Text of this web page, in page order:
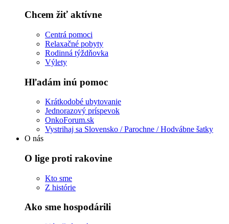
Chcem žiť aktívne
Centrá pomoci
Relaxačné pobyty
Rodinná týždňovka
Výlety
Hľadám inú pomoc
Krátkodobé ubytovanie
Jednorazový príspevok
OnkoForum.sk
Vystrihaj sa Slovensko / Parochne / Hodvábne šatky
O nás
O lige proti rakovine
Kto sme
Z histórie
Ako sme hospodárili